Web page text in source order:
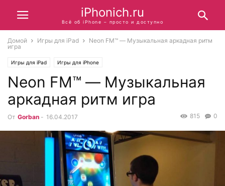
iPhonich.ru
Всё об iPhone – просто и доступно
Домой Игры для iPad
Neon FM™ — Музыкальная аркадная ритм
игра
Игры для iPad Игры для iPhone
Neon FM™ — Музыкальная
аркадная ритм игра
От Gorban - 16.04.2017 0
815